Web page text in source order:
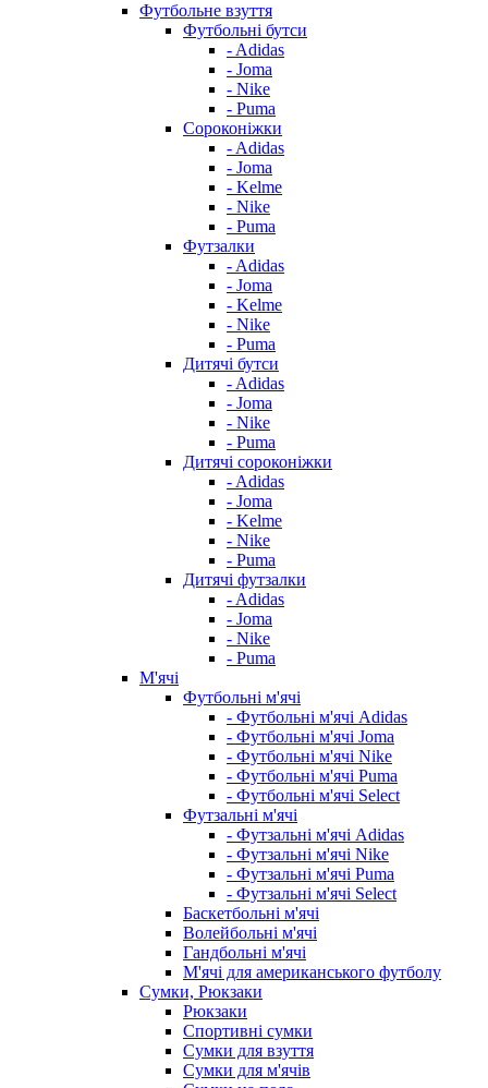
Футбольне взуття
Футбольні бутси
- Adidas
- Joma
- Nike
- Puma
Сороконіжки
- Adidas
- Joma
- Kelme
- Nike
- Puma
Футзалки
- Adidas
- Joma
- Kelme
- Nike
- Puma
Дитячі бутси
- Adidas
- Joma
- Nike
- Puma
Дитячі сороконіжки
- Adidas
- Joma
- Kelme
- Nike
- Puma
Дитячі футзалки
- Adidas
- Joma
- Nike
- Puma
М'ячі
Футбольні м'ячі
- Футбольні м'ячі Adidas
- Футбольні м'ячі Joma
- Футбольні м'ячі Nike
- Футбольні м'ячі Puma
- Футбольні м'ячі Select
Футзальні м'ячі
- Футзальні м'ячі Adidas
- Футзальні м'ячі Nike
- Футзальні м'ячі Puma
- Футзальні м'ячі Select
Баскетбольні м'ячі
Волейбольні м'ячі
Гандбольні м'ячі
М'ячі для американського футболу
Сумки, Рюкзаки
Рюкзаки
Спортивні сумки
Сумки для взуття
Сумки для м'ячів